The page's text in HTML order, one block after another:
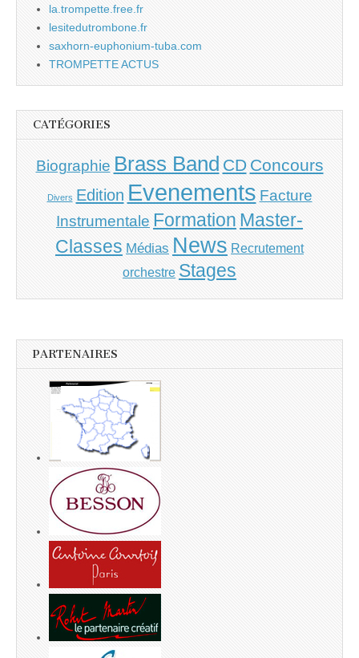
la.trompette.free.fr
lesitedutrombone.fr
saxhorn-euphonium-tuba.com
TROMPETTE ACTUS
CATÉGORIES
Biographie Brass Band CD Concours
Divers Edition Evenements Facture
Instrumentale Formation Master-
Classes Médias News Recrutement
orchestre Stages
PARTENAIRES